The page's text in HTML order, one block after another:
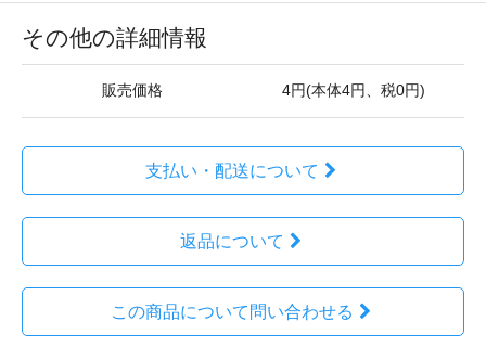
その他の詳細情報
販売価格 4円(本体4円、税0円)
支払い・配送について
返品について
この商品について問い合わせる